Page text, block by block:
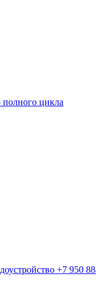
полного цикла
+7 950